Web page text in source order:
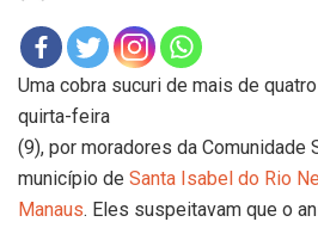
Uma cobra sucuri de mais de
quirta-feira
(9), por moradores da Comunidade
município de Santa Isabel do Rio
Manaus. Eles suspeitavam que o